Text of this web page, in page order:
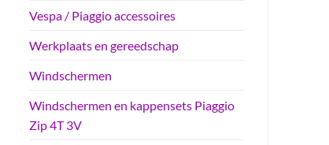
Vespa / Piaggio accessoires
Werkplaats en gereedschap
Windschermen
Windschermen en kappensets Piaggio
Zip 4T 3V